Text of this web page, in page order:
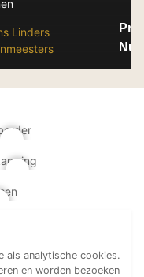
villatuin
Linders
als analytische cookies.
en worden bezoeken